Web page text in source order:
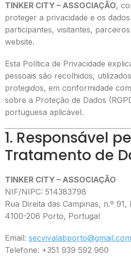
TINKER CITY – ASSOCIAÇÃO,
proteger a privacidade e os
participantes, visitantes,
website.
Esta Política de Privacidade
pessoais são recolhidos,
protegidos, em conformidade
sobre a Proteção de Dados
portuguesa aplicável.
1. Responsável
Tratamento de
TINKER CITY – ASSOCIAÇÃO
NIF/NIPC: 514383798
Rua Direita das Campinas, n.º 91,
4100-206 Porto, Portugal
Email: secvivalabporto@gmail.com
Telefone: +351 939 592 960